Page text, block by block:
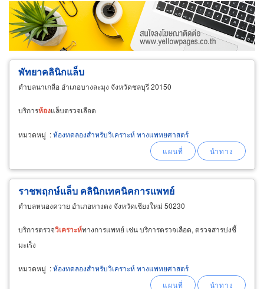
ขายส่ง ขายปลีก ผู้ผลิต
ตัวแทนจัดจำหน่าย
ผู้ส่งออก/นำเข้า
ธุรกิจบริการ
พัทยาคลินิกแล็บ
ตำบลนาเกลือ อำเภอบางละมุง จังหวัดชลบุรี 20150
บริการห้องแล็บตรวจเลือด
หมวดหมู่ :ห้องทดลองสำหรับวิเคราะห์ ทางแพทยศาสตร์
ราชพฤกษ์แล็บ คลินิกเทคนิคการแพทย์
ตำบลหนองควาย อำเภอหางดง จังหวัดเชียงใหม่ 50230
บริการตรวจวิเคราะห์ทางการแพทย์ เช่น บริการตรวจเลือด, ตรวจสารบ่งชี้
มะเร็ง
หมวดหมู่ :ห้องทดลองสำหรับวิเคราะห์ ทางแพทยศาสตร์